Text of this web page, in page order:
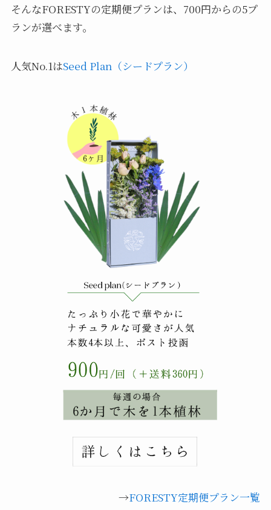
そんなFORESTYの定期便プランは、700円からの5プ
ランが選べます。
人気No.1はSeed Plan（シードプラン）
→FORESTY定期便プラン一覧